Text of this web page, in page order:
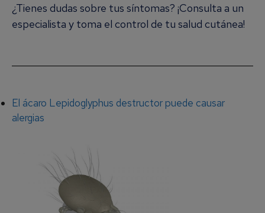
¿Tienes dudas sobre tus síntomas? ¡Consulta a un
especialista y toma el control de tu salud cutánea!
El ácaro Lepidoglyphus destructor puede causar
alergias